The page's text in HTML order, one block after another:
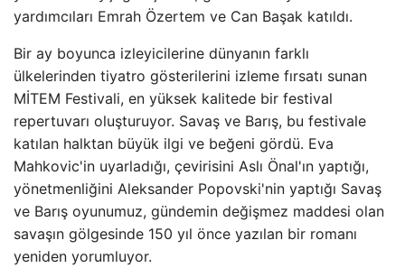
yardımcıları Emrah Özertem ve Can Başak katıldı.
Bir ay boyunca izleyicilerine dünyanın farklı
ülkelerinden tiyatro gösterilerini izleme fırsatı sunan
MİTEM Festivali, en yüksek kalitede bir festival
repertuvarı oluşturuyor. Savaş ve Barış, bu festivale
katılan halktan büyük ilgi ve beğeni gördü. Eva
Mahkovic'in uyarladığı, çevirisini Aslı Önal'ın yaptığı,
yönetmenliğini Aleksander Popovski'nin yaptığı Savaş
ve Barış oyunumuz, gündemin değişmez maddesi olan
savaşın gölgesinde 150 yıl önce yazılan bir romanı
yeniden yorumluyor.